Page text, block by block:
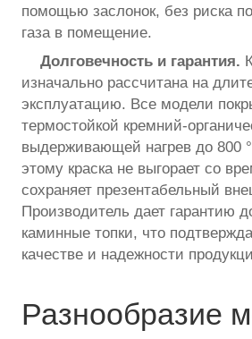
помощью заслонок, без риска
газа в помещение.
Долговечность и гарантия.
изначально рассчитана на
эксплуатацию. Все модели
термостойкой кремний-
выдерживающей нагрев до 800
этому краска не выгорает со
сохраняет презентабельный
Производитель дает гарантию
каминные топки, что
качестве и надежности
Разнообразие